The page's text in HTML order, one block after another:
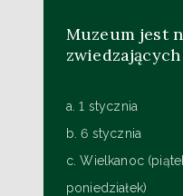
Muzeum jest
a. 1 stycznia
b. 6 stycznia
c. Wielkanoc
poniedziałek)